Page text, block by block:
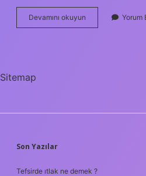
Devamını okuyun
Türleri
Yorum
Sitemap
SIDEBAR
Son Yazılar
Tefsirde ıtlak ne demek ?